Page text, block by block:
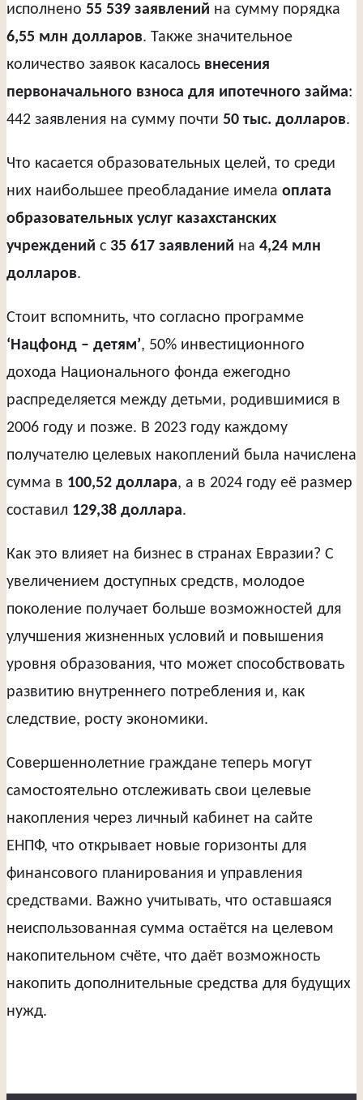
исполнено 55 539 заявлений на сумму порядка
6,55 млн долларов. Также значительное
количество заявок касалось внесения
первоначального взноса для ипотечного займа:
442 заявления на сумму почти 50 тыс. долларов.
Что касается образовательных целей, то среди
них наибольшее преобладание имела оплата
образовательных услуг казахстанских
учреждений с 35 617 заявлений на 4,24 млн
долларов.
Стоит вспомнить, что согласно программе
‘Нацфонд – детям’, 50% инвестиционного
дохода Национального фонда ежегодно
распределяется между детьми, родившимися в
2006 году и позже. В 2023 году каждому
получателю целевых накоплений была начислена
сумма в 100,52 доллара, а в 2024 году её размер
составил 129,38 доллара.
Как это влияет на бизнес в странах Евразии? С
увеличением доступных средств, молодое
поколение получает больше возможностей для
улучшения жизненных условий и повышения
уровня образования, что может способствовать
развитию внутреннего потребления и, как
следствие, росту экономики.
Совершеннолетние граждане теперь могут
самостоятельно отслеживать свои целевые
накопления через личный кабинет на сайте
ЕНПФ, что открывает новые горизонты для
финансового планирования и управления
средствами. Важно учитывать, что оставшаяся
неиспользованная сумма остаётся на целевом
накопительном счёте, что даёт возможность
накопить дополнительные средства для будущих
нужд.